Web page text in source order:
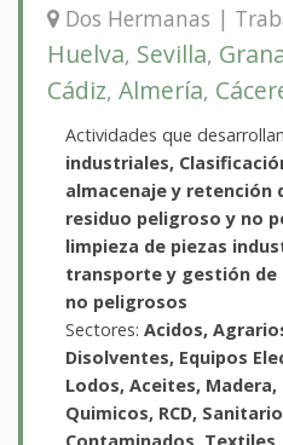
Dos Hermanas |
Huelva, Sevilla,
Cádiz, Almería,
Actividades que
industriales,
almacenaje y retención
residuo peligroso y no
limpieza de piezas
transporte y gestión de
no peligrosos
Sectores: Acidos,
Disolventes, Equipos
Lodos, Aceites,
Quimicos, RCD,